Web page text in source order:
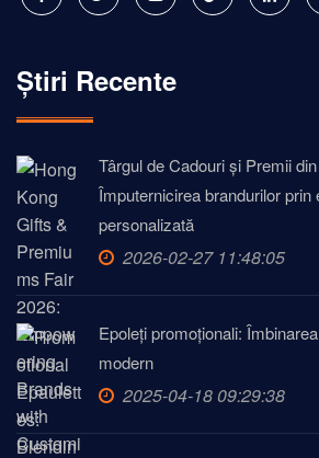
Știri Recente
Târgul de Cadouri și Premii
Împuternicirea brandurilor prin
personalizată
2026-02-27 11:48:05
Epoleți promoționali:
modern
2025-04-18 09:29:38